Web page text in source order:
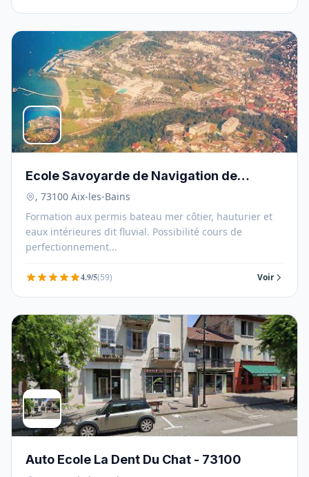
Ecole Savoyarde de Navigation de
Plaisance - ESNP Lou Bateau Ecole -
73100
, 73100 Aix-les-Bains
Formation aux permis bateau mer côtier, hauturier et
eaux intérieures dit fluvial. Possibilité cours de
perfectionnement...
4.9/5(59) Voir
Auto Ecole La Dent Du Chat - 73100